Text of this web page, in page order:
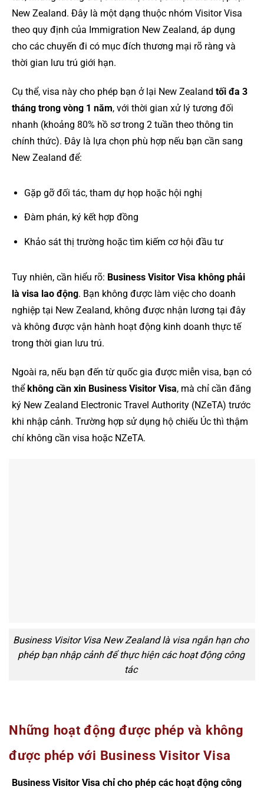
New Zealand. Đây là một dạng thuộc nhóm Visitor Visa
theo quy định của Immigration New Zealand, áp dụng
cho các chuyến đi có mục đích thương mại rõ ràng và
thời gian lưu trú giới hạn.
Cụ thể, visa này cho phép bạn ở lại New Zealand tối đa 3
tháng trong vòng 1 năm, với thời gian xử lý tương đối
nhanh (khoảng 80% hồ sơ trong 2 tuần theo thông tin
chính thức). Đây là lựa chọn phù hợp nếu bạn cần sang
New Zealand để:
Gặp gỡ đối tác, tham dự họp hoặc hội nghị
Đàm phán, ký kết hợp đồng
Khảo sát thị trường hoặc tìm kiếm cơ hội đầu tư
Tuy nhiên, cần hiểu rõ: Business Visitor Visa không phải
là visa lao động. Bạn không được làm việc cho doanh
nghiệp tại New Zealand, không được nhận lương tại đây
và không được vận hành hoạt động kinh doanh thực tế
trong thời gian lưu trú.
Ngoài ra, nếu bạn đến từ quốc gia được miễn visa, bạn có
thểkhông cần xin Business Visitor Visa, mà chỉ cần đăng
ký New Zealand Electronic Travel Authority (NZeTA) trước
khi nhập cảnh. Trường hợp sử dụng hộ chiếu Úc thì thậm
chí không cần visa hoặc NZeTA.
Business Visitor Visa New Zealand là visa ngắn hạn cho
phép bạn nhập cảnh để thực hiện các hoạt động công
tác
Những hoạt động được phép và không
được phép với Business Visitor Visa
Business Visitor Visa chỉ cho phép các hoạt động công